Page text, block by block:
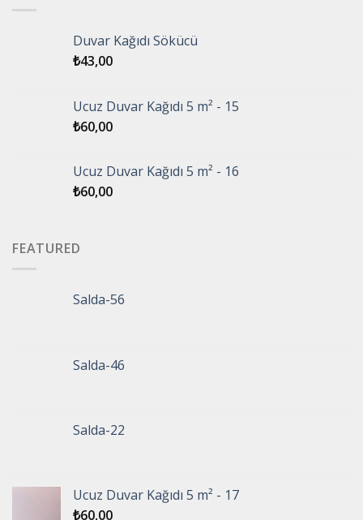
Duvar Kağıdı Sökücü
₺43,00
Ucuz Duvar Kağıdı 5 m² - 15
₺60,00
Ucuz Duvar Kağıdı 5 m² - 16
₺60,00
FEATURED
Salda-56
Salda-46
Salda-22
Ucuz Duvar Kağıdı 5 m² - 17
₺60,00